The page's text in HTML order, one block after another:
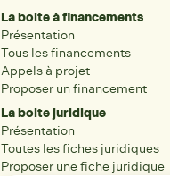
La boite à financements
Présentation
Tous les financements
Appels à projet
Proposer un financement
La boite juridique
Présentation
Toutes les fiches juridiques
Proposer une fiche juridique